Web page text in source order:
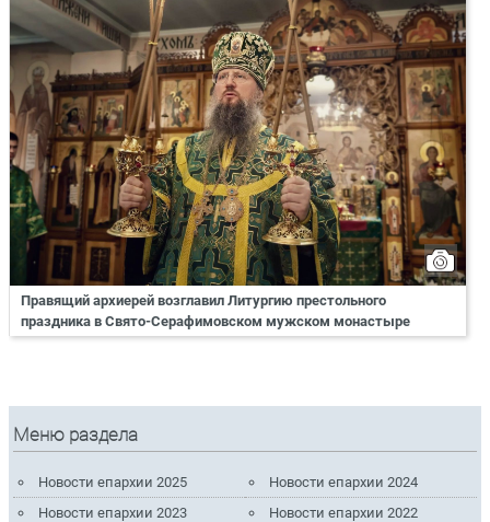
Правящий архиерей возглавил Литургию престольного
праздника в Свято-Серафимовском мужском монастыре
Меню раздела
Новости епархии 2025
Новости епархии 2024
Новости епархии 2023
Новости епархии 2022